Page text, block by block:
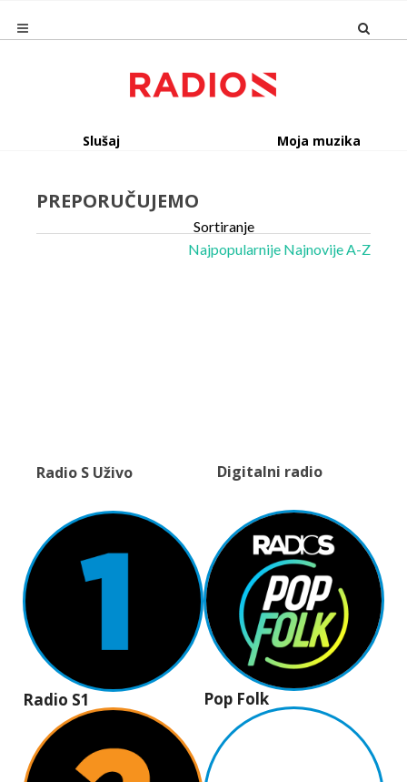
Slušaj Moja muzika
PREPORUČUJEMO
Sortiranje
Najpopularnije NajnovijeA-Z
Radio S Uživo
Radio S1
Digitalni radio
Pop Folk